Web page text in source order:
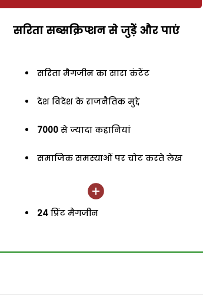
सरिता सब्सक्रिप्शन से जुड़ेें और पाएं
सरिता मैगजीन का सारा कंटेंट
देश विदेश के राजनैतिक मुद्दे
7000 से ज्यादा कहानियां
समाजिक समस्याओं पर चोट करते लेख
24 प्रिंट मैगजीन